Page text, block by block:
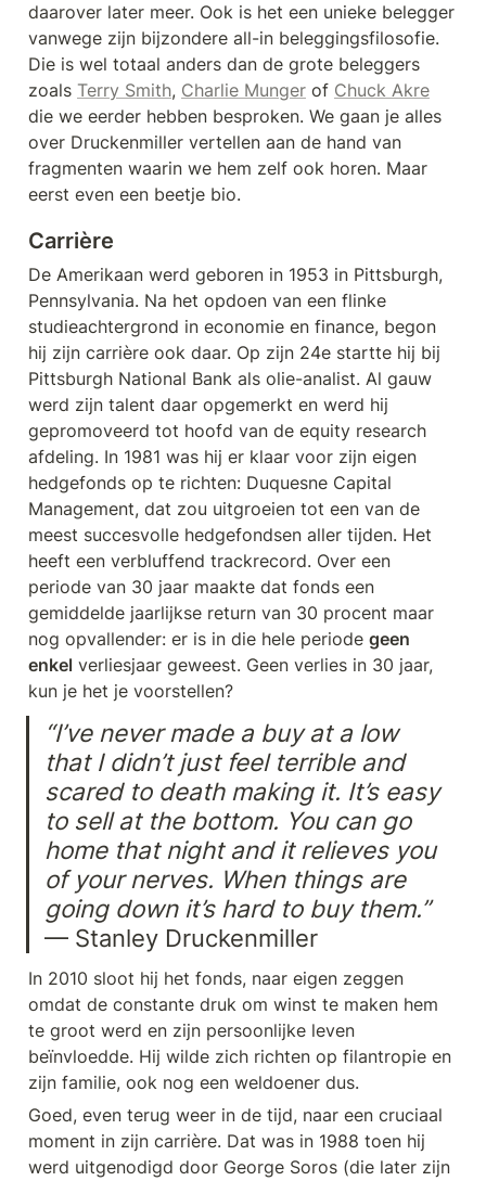
daarover later meer. Ook is het een unieke belegger
vanwege zijn bijzondere all-in beleggingsfilosofie.
Die is wel totaal anders dan de grote beleggers
zoals Terry Smith, Charlie Munger of Chuck Akre
die we eerder hebben besproken. We gaan je alles
over Druckenmiller vertellen aan de hand van
fragmenten waarin we hem zelf ook horen. Maar
eerst even een beetje bio.
Carrière
De Amerikaan werd geboren in 1953 in Pittsburgh,
Pennsylvania. Na het opdoen van een flinke
studieachtergrond in economie en finance, begon
hij zijn carrière ook daar. Op zijn 24e startte hij bij
Pittsburgh National Bank als olie-analist. Al gauw
werd zijn talent daar opgemerkt en werd hij
gepromoveerd tot hoofd van de equity research
afdeling. In 1981 was hij er klaar voor zijn eigen
hedgefonds op te richten: Duquesne Capital
Management, dat zou uitgroeien tot een van de
meest succesvolle hedgefondsen aller tijden. Het
heeft een verbluffend trackrecord. Over een
periode van 30 jaar maakte dat fonds een
gemiddelde jaarlijkse return van 30 procent maar
nog opvallender: er is in die hele periode geen
enkel verliesjaar geweest. Geen verlies in 30 jaar,
kun je het je voorstellen?
“I’ve never made a buy at a low
that I didn’t just feel terrible and
scared to death making it. It’s easy
to sell at the bottom. You can go
home that night and it relieves you
of your nerves. When things are
going down it’s hard to buy them.”
— Stanley Druckenmiller
In 2010 sloot hij het fonds, naar eigen zeggen
omdat de constante druk om winst te maken hem
te groot werd en zijn persoonlijke leven
beïnvloedde. Hij wilde zich richten op filantropie en
zijn familie, ook nog een weldoener dus.
Goed, even terug weer in de tijd, naar een cruciaal
moment in zijn carrière. Dat was in 1988 toen hij
werd uitgenodigd door George Soros (die later zijn